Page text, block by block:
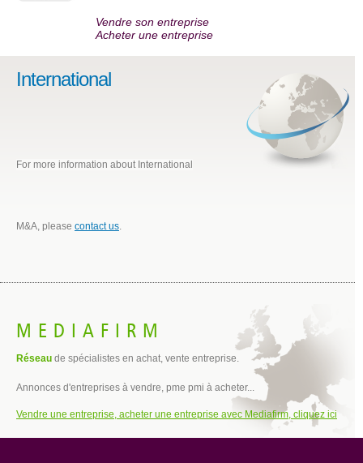
Vendre son entreprise
Acheter une entreprise
International
For more information about International
M&A, please contact us.
MEDIAFIRM
Réseau de spécialistes en achat, vente entreprise.
Annonces d'entreprises à vendre, pme pmi à acheter...
Vendre une entreprise, acheter une entreprise avec Mediafirm, cliquez ici